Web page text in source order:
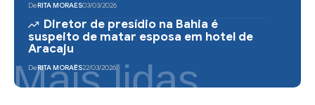
DeRITA MORAES03/03/2026
Diretor de presídio na Bahia é
suspeito de matar esposa em hotel de
Aracaju
DeRITA MORAES22/03/2026
Mais lidas